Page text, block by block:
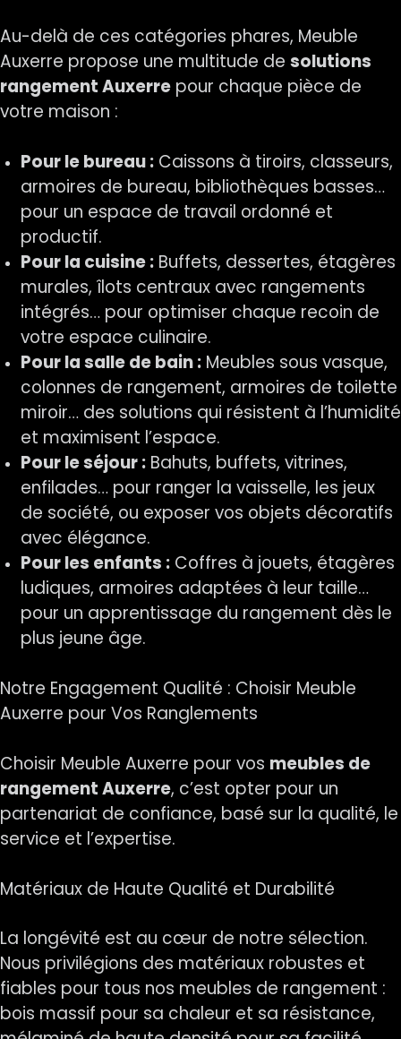
Au-delà de ces catégories phares, Meuble
Auxerre propose une multitude de solutions
rangement Auxerre pour chaque pièce de
votre maison :
Pour le bureau :Caissons à tiroirs, classeurs,
armoires de bureau, bibliothèques basses…
pour un espace de travail ordonné et
productif.
Pour la cuisine :Buffets, dessertes, étagères
murales, îlots centraux avec rangements
intégrés… pour optimiser chaque recoin de
votre espace culinaire.
Pour la salle de bain :Meubles sous vasque,
colonnes de rangement, armoires de toilette
miroir… des solutions qui résistent à l’humidité
et maximisent l’espace.
Pour le séjour :Bahuts, buffets, vitrines,
enfilades… pour ranger la vaisselle, les jeux
de société, ou exposer vos objets décoratifs
avec élégance.
Pour les enfants :Coffres à jouets, étagères
ludiques, armoires adaptées à leur taille…
pour un apprentissage du rangement dès le
plus jeune âge.
Notre Engagement Qualité : Choisir Meuble
Auxerre pour Vos Ranglements
Choisir Meuble Auxerre pour vos meubles de
rangement Auxerre, c’est opter pour un
partenariat de confiance, basé sur la qualité, le
service et l’expertise.
Matériaux de Haute Qualité et Durabilité
La longévité est au cœur de notre sélection.
Nous privilégions des matériaux robustes et
fiables pour tous nos meubles de rangement :
bois massif pour sa chaleur et sa résistance,